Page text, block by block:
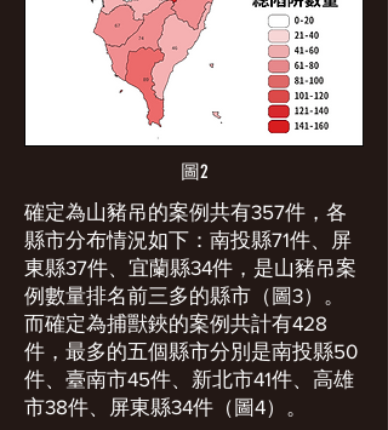
圖2
確定為山豬吊的案例共有357件，各
縣市分布情況如下：南投縣71件、屏
東縣37件、宜蘭縣34件，是山豬吊案
例數量排名前三多的縣市（圖3）。
而確定為捕獸鋏的案例共計有428
件，最多的五個縣市分別是南投縣50
件、臺南市45件、新北市41件、高雄
市38件、屏東縣34件（圖4）。